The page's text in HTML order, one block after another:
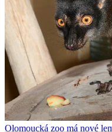
Olomoucká zoo má nové